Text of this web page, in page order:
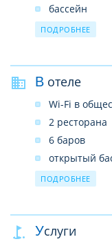
бассейн
услуги няни
ПОДРОБНЕЕ
В отеле
Wi-Fi в
2 ресторана
6 баров
открытый
открытый
амфитеатр
кинотеатр
ПОДРОБНЕЕ
Услуги